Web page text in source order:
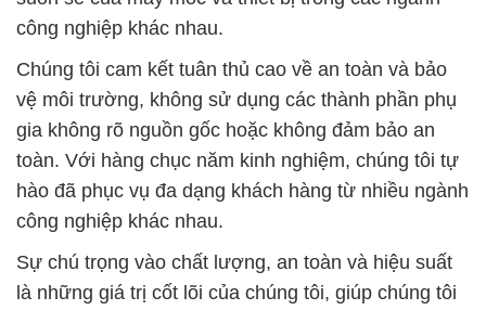
công nghiệp khác nhau.
Chúng tôi cam kết tuân thủ cao về an toàn và bảo
vệ môi trường, không sử dụng các thành phần phụ
gia không rõ nguồn gốc hoặc không đảm bảo an
toàn. Với hàng chục năm kinh nghiệm, chúng tôi tự
hào đã phục vụ đa dạng khách hàng từ nhiều ngành
công nghiệp khác nhau.
Sự chú trọng vào chất lượng, an toàn và hiệu suất
là những giá trị cốt lõi của chúng tôi, giúp chúng tôi